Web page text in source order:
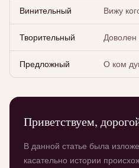
Винительный Вижу
Творительный Доволен
Предложный О ком
Приветствуем,
В данной статье была
касательно истории